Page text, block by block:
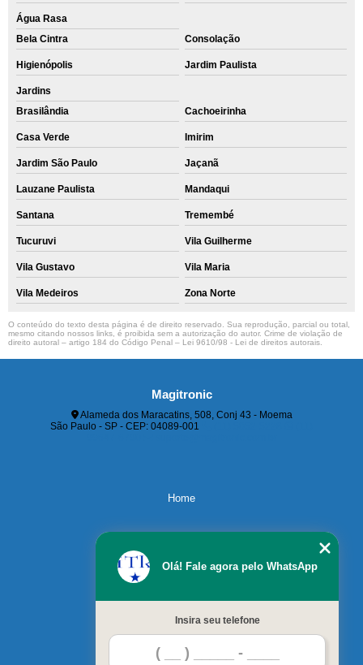
Água Rasa
Bela Cintra
Consolação
Higienópolis Jardim Paulista
Jardins
Brasilândia
Cachoeirinha
Casa Verde Imirim
Jardim São Paulo Jaçanã
Lauzane Paulista Mandaqui
Santana Tremembé
Tucuruvi Vila Guilherme
Vila Gustavo Vila Maria
Vila Medeiros Zona Norte
O conteúdo do texto desta página é de direito reservado. Sua reprodução, parcial ou total,
mesmo citando nossos links, é proibida sem a autorização do autor. Crime de violação de
direito autoral – artigo 184 do Código Penal – Lei 9610/98 - Lei de direitos autorais
Magitronic
Alameda dos Maracatins, 508, Conj 43 - Moema
São Paulo - SP - CEP: 04089-001
Home
Blog
Olá! Fale agora pelo WhatsApp
Insira seu telefone